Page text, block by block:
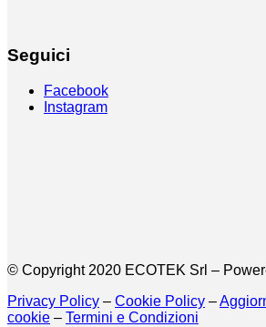
Seguici
Facebook
Instagram
© Copyright 2020 ECOTEK Srl –
Privacy Policy – Cookie Policy –
cookie – Termini e Condizioni